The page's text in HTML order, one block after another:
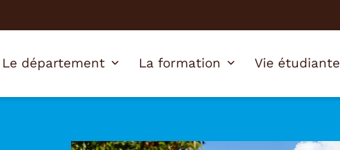
Le département La formation Vie étudiante